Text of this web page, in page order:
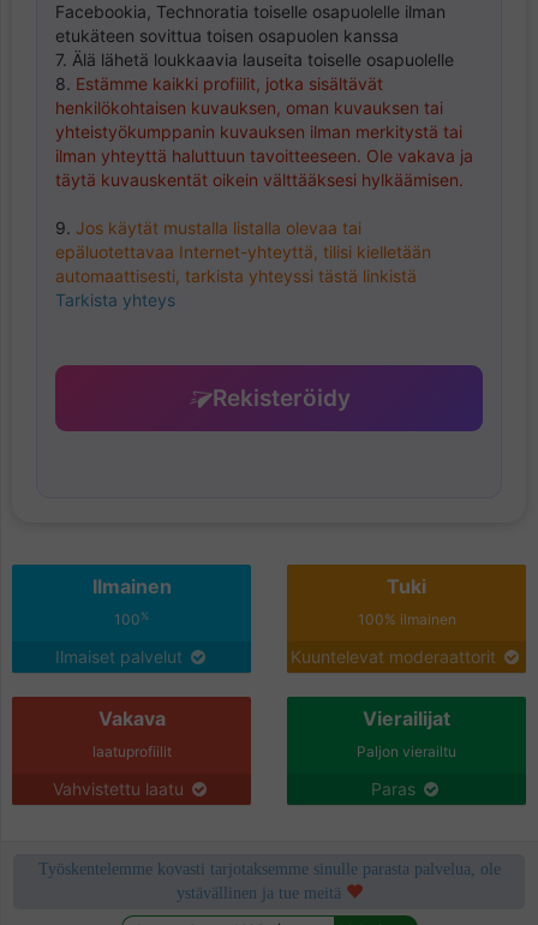
Facebookia, Technoratia toiselle osapuolelle ilman
etukäteen sovittua toisen osapuolen kanssa
7. Älä lähetä loukkaavia lauseita toiselle osapuolelle
8. Estämme kaikki profiilit, jotka sisältävät
henkilökohtaisen kuvauksen, oman kuvauksen tai
yhteistyökumppanin kuvauksen ilman merkitystä tai
ilman yhteyttä haluttuun tavoitteeseen. Ole vakava ja
täytä kuvauskentät oikein välttääksesi hylkäämisen.
9. Jos käytät mustalla listalla olevaa tai
epäluotettavaa Internet-yhteyttä, tilisi kielletään
automaattisesti, tarkista yhteyssi tästä linkistä
Tarkista yhteys
Rekisteröidy
Ilmainen
100%
Ilmaiset palvelut
Tuki
100% ilmainen
Kuuntelevat moderaattorit
Vakava
laatuprofiilit
Vahvistettu laatu
Vierailijat
Paljon vierailtu
Paras
Työskentelemme kovasti tarjotaksemme sinulle parasta palvelua, ole
ystävällinen ja tue meitä